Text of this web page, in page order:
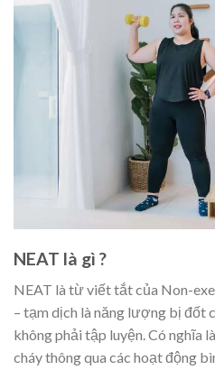
NEAT là gì ?
NEAT là từ viết tắt của Non-
– tạm dịch là năng lượng bị đốt
không phải tập luyện. Có nghĩa
cháy thông qua các hoạt động